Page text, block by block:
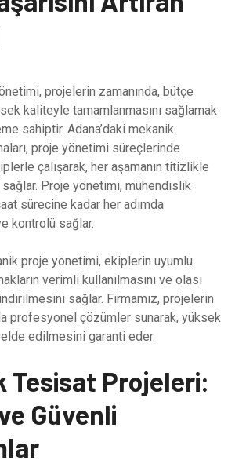
projelerin zamanında, bütçe
kaliteyle tamamlanmasını sağlamak
sahiptir. Adana’daki mekanik
proje yönetimi süreçlerinde
çalışarak, her aşamanın titizlikle
Proje yönetimi, mühendislik
sürecine kadar her adımda
kontrolü sağlar.
proje yönetimi, ekiplerin uyumlu
verimli kullanılmasını ve olası
sağlar. Firmamız, projelerin
profesyonel çözümler sunarak, yüksek
edilmesini garanti eder.
Tesisat Projeleri:
Güvenli